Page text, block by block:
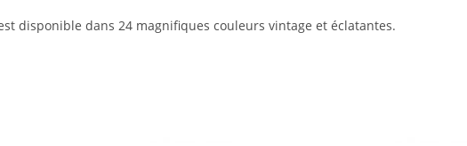
disponible dans 24 magnifiques couleurs vintage et éclatantes.